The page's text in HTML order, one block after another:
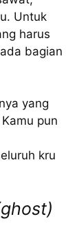
Untuk
harus
bagian
yang
pun
kru